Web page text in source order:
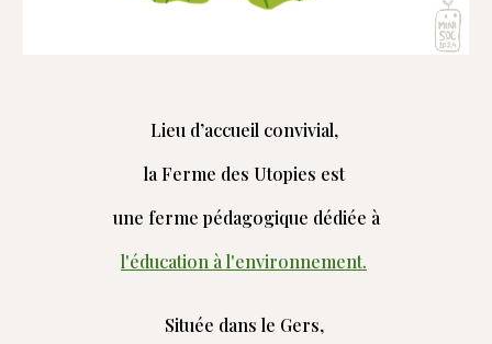
Lieu d’accueil convivial,
la Ferme des Utopies est
une ferme pédagogique dédiée à
l'éducation à l'environnement.
Située dans le Gers,